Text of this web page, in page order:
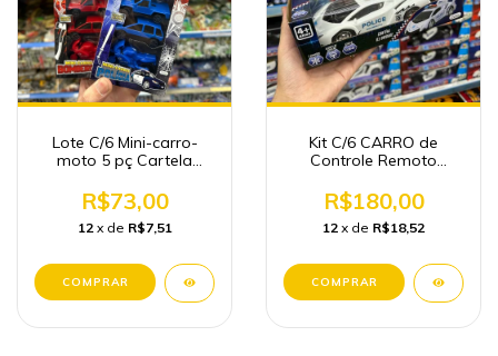
Lote C/6 Mini-carro-
moto 5 pç Cartela
R$73,00
12 x de R$7,51
Kit C/6 CARRO de
Controle Remoto
Atacado
R$180,00
12 x de R$18,52